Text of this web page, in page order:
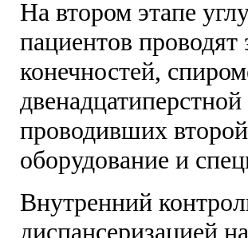
На втором этапе
пациентов
конечностей,
проводивших
оборудование и
Внутренний
диспансеризацией